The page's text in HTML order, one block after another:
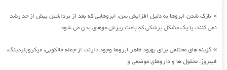
» نازک شدن ابروها به دلیل افزایش سن، ابروهایی که بعد از برداشتن بیش از حد رشد
نمی کنند، یا یک مشکل پزشکی که باعث ریزش موهای بدن می شود
» گزینه های مختلفی برای بهبود ظاهر ابروها وجود دارند، از جمله خالکوبی، میکروبلیدینگ،
فیبروز، محلول ها و داروهای موضعی و